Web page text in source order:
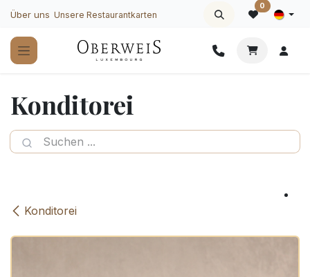
Zum Inhalt springen
Über uns Unsere Restaurantkarten
0
Konditorei
Konditorei